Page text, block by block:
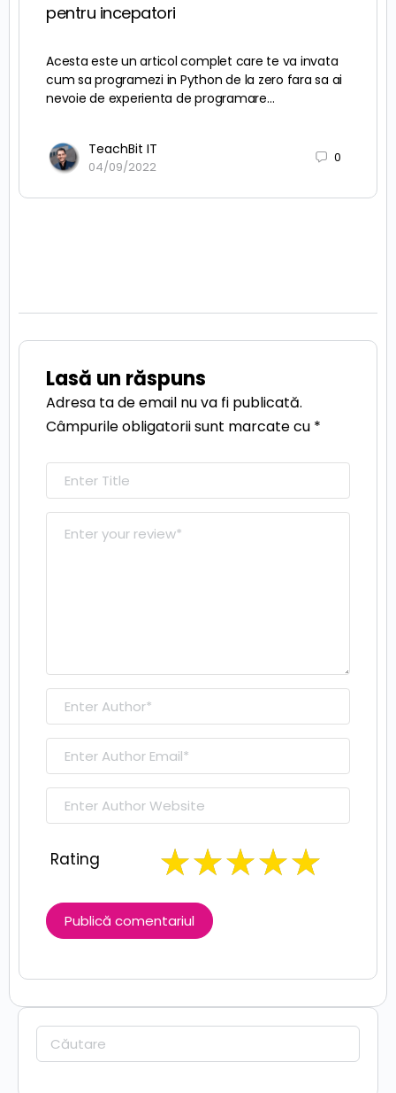
pentru incepatori
Acesta este un articol complet care te va invata
cum sa programezi in Python de la zero fara sa ai
nevoie de experienta de programare…
TeachBit IT
04/09/2022
0
Lasă un răspuns
Adresa ta de email nu va fi publicată.
Câmpurile obligatorii sunt marcate cu *
Rating
Caută: